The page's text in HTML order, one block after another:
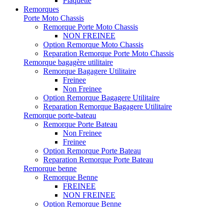
Remorques
Porte Moto Chassis
Remorque Porte Moto Chassis
NON FREINEE
Option Remorque Moto Chassis
Reparation Remorque Porte Moto Chassis
Remorque bagagère utilitaire
Remorque Bagagere Utilitaire
Freinee
Non Freinee
Option Remorque Bagagere Utilitaire
Reparation Remorque Bagagere Utilitaire
Remorque porte-bateau
Remorque Porte Bateau
Non Freinee
Freinee
Option Remorque Porte Bateau
Reparation Remorque Porte Bateau
Remorque benne
Remorque Benne
FREINEE
NON FREINEE
Option Remorque Benne